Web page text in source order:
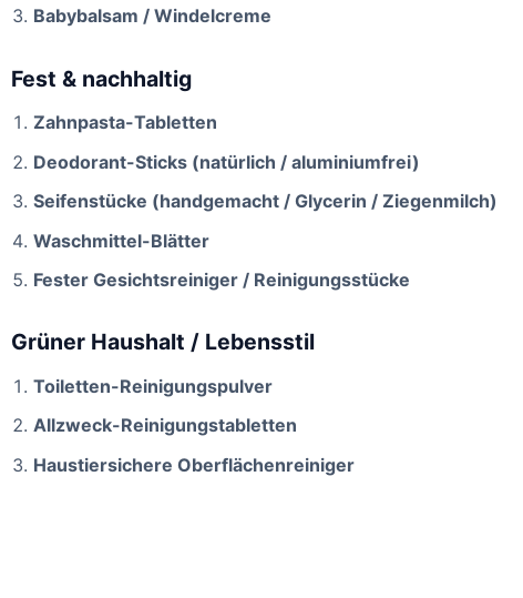
Babybalsam / Windelcreme
Fest & nachhaltig
Zahnpasta-Tabletten
Deodorant-Sticks (natürlich / aluminiumfrei)
Seifenstücke (handgemacht / Glycerin / Ziegenmilch)
Waschmittel-Blätter
Fester Gesichtsreiniger / Reinigungsstücke
Grüner Haushalt / Lebensstil
Toiletten-Reinigungspulver
Allzweck-Reinigungstabletten
Haustiersichere Oberflächenreiniger